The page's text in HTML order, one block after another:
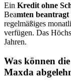
Ein Kredit ohne
Beamten
regelmäßiges
verfügen. Das
Jahren.
Was können
Maxda